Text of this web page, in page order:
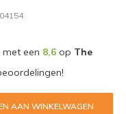
een 8,6op The
AAN WINKELWAGEN